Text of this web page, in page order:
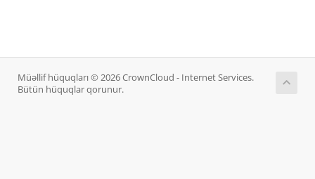
Müəllif hüquqları © 2026 CrownCloud - Internet Services.
Bütün hüquqlar qorunur.